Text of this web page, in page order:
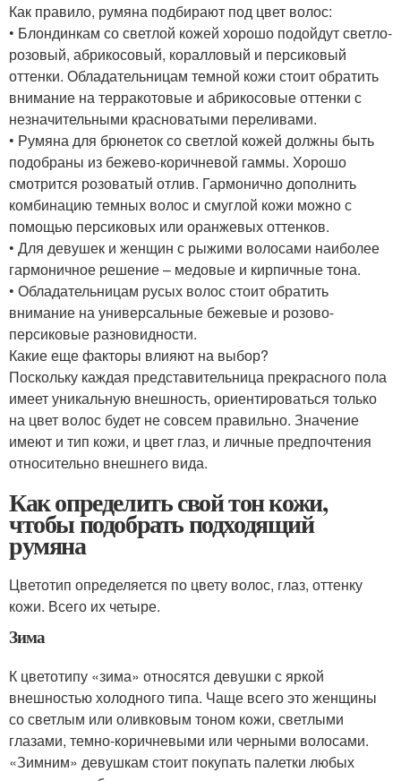
Как правило, румяна подбирают под цвет волос:
• Блондинкам со светлой кожей хорошо подойдут светло-
розовый, абрикосовый, коралловый и персиковый
оттенки. Обладательницам темной кожи стоит обратить
внимание на терракотовые и абрикосовые оттенки с
незначительными красноватыми переливами.
• Румяна для брюнеток со светлой кожей должны быть
подобраны из бежево-коричневой гаммы. Хорошо
смотрится розоватый отлив. Гармонично дополнить
комбинацию темных волос и смуглой кожи можно с
помощью персиковых или оранжевых оттенков.
• Для девушек и женщин с рыжими волосами наиболее
гармоничное решение – медовые и кирпичные тона.
• Обладательницам русых волос стоит обратить
внимание на универсальные бежевые и розово-
персиковые разновидности.
Какие еще факторы влияют на выбор?
Поскольку каждая представительница прекрасного пола
имеет уникальную внешность, ориентироваться только
на цвет волос будет не совсем правильно. Значение
имеют и тип кожи, и цвет глаз, и личные предпочтения
относительно внешнего вида.
Как определить свой тон кожи,
чтобы подобрать подходящий
румяна
Цветотип определяется по цвету волос, глаз, оттенку
кожи. Всего их четыре.
Зима
К цветотипу «зима» относятся девушки с яркой
внешностью холодного типа. Чаще всего это женщины
со светлым или оливковым тоном кожи, светлыми
глазами, темно-коричневыми или черными волосами.
«Зимним» девушкам стоит покупать палетки любых